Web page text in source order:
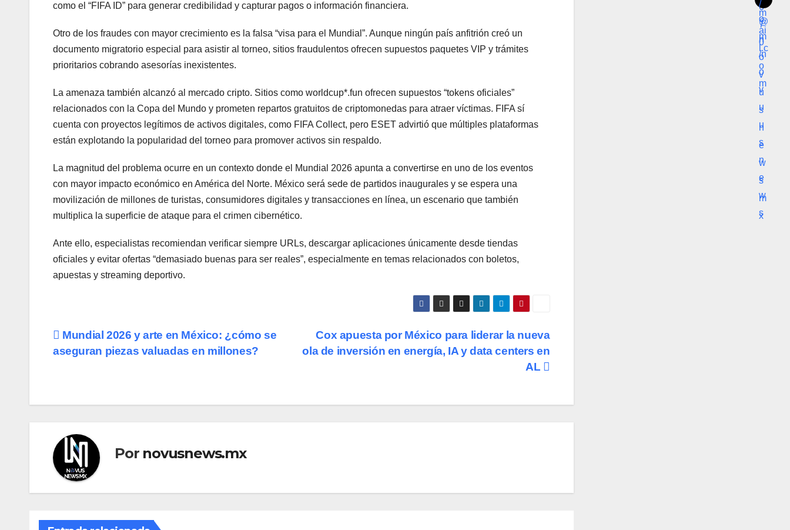
como el “FIFA ID” para generar credibilidad y capturar pagos o información financiera.
Otro de los fraudes con mayor crecimiento es la falsa “visa para el Mundial”. Aunque ningún país anfitrión creó un
documento migratorio especial para asistir al torneo, sitios fraudulentos ofrecen supuestos paquetes VIP y trámites
prioritarios cobrando asesorías inexistentes.
La amenaza también alcanzó al mercado cripto. Sitios como worldcup*.fun ofrecen supuestos “tokens oficiales”
relacionados con la Copa del Mundo y prometen repartos gratuitos de criptomonedas para atraer víctimas. FIFA sí
cuenta con proyectos legítimos de activos digitales, como FIFA Collect, pero ESET advirtió que múltiples plataformas
están explotando la popularidad del torneo para promover activos sin respaldo.
La magnitud del problema ocurre en un contexto donde el Mundial 2026 apunta a convertirse en uno de los eventos
con mayor impacto económico en América del Norte. México será sede de partidos inaugurales y se espera una
movilización de millones de turistas, consumidores digitales y transacciones en línea, un escenario que también
multiplica la superficie de ataque para el crimen cibernético.
Ante ello, especialistas recomiendan verificar siempre URLs, descargar aplicaciones únicamente desde tiendas
oficiales y evitar ofertas “demasiado buenas para ser reales”, especialmente en temas relacionados con boletos,
apuestas y streaming deportivo.
Navegación
de
Cox apuesta por México para liderar la nueva
ola de inversión en energía, IA y data centers en
AL
Mundial 2026 y arte en México: ¿cómo se
aseguran piezas valuadas en millones?
Por novusnews.mx